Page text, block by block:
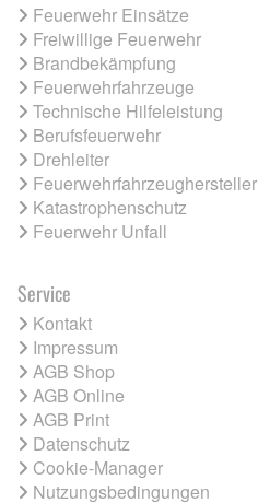
Feuerwehr Einsätze
Freiwillige Feuerwehr
Brandbekämpfung
Feuerwehrfahrzeuge
Technische Hilfeleistung
Berufsfeuerwehr
Drehleiter
Feuerwehrfahrzeughersteller
Katastrophenschutz
Feuerwehr Unfall
Service
Kontakt
Impressum
AGB Shop
AGB Online
AGB Print
Datenschutz
Cookie-Manager
Nutzungsbedingungen